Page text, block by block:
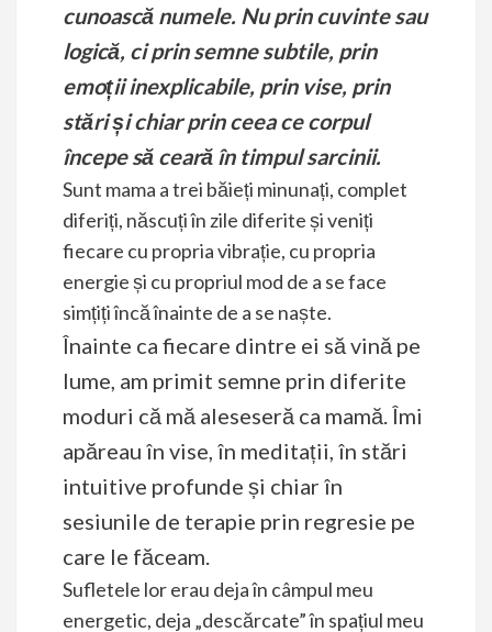
cunoască numele. Nu prin cuvinte sau
logică, ci prin semne subtile, prin
emoții inexplicabile, prin vise, prin
stări și chiar prin ceea ce corpul
începe să ceară în timpul sarcinii.
Sunt mama a trei băieți minunați, complet
diferiți, născuți în zile diferite și veniți
fiecare cu propria vibrație, cu propria
energie și cu propriul mod de a se face
simțiți încă înainte de a se naște.
Înainte ca fiecare dintre ei să vină pe
lume, am primit semne prin diferite
moduri că mă aleseseră ca mamă. Îmi
apăreau în vise, în meditații, în stări
intuitive profunde și chiar în
sesiunile de terapie prin regresie pe
care le făceam.
Sufletele lor erau deja în câmpul meu
energetic, deja „descărcate” în spațiul meu